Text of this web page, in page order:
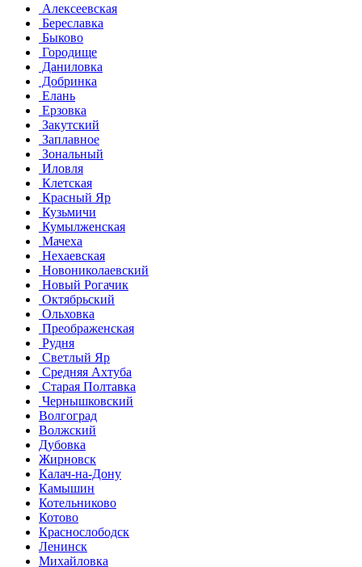
Алексеевская
Береславка
Быково
Городище
Даниловка
Добринка
Елань
Ерзовка
Закутский
Заплавное
Зональный
Иловля
Клетская
Красный Яр
Кузьмичи
Кумылженская
Мачеха
Нехаевская
Новониколаевский
Новый Рогачик
Октябрьский
Ольховка
Преображенская
Рудня
Светлый Яр
Средняя Ахтуба
Старая Полтавка
Чернышковский
Волгоград
Волжский
Дубовка
Жирновск
Калач-на-Дону
Камышин
Котельниково
Котово
Краснослободск
Ленинск
Михайловка